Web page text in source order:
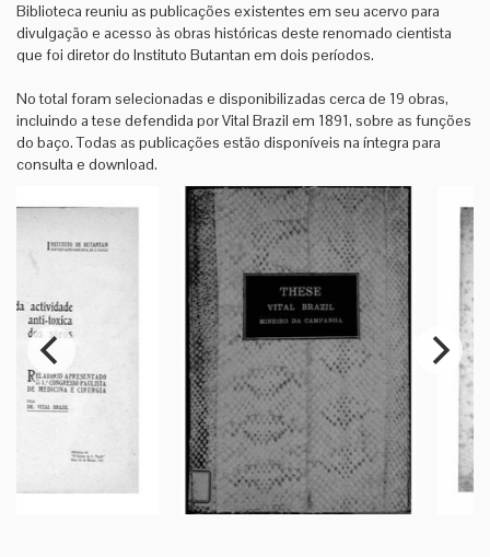
Biblioteca reuniu as publicações existentes em seu acervo para
divulgação e acesso às obras históricas deste renomado cientista
que foi diretor do Instituto Butantan em dois períodos.
No total foram selecionadas e disponibilizadas cerca de 19 obras,
incluindo a tese defendida por Vital Brazil em 1891, sobre as funções
do baço. Todas as publicações estão disponíveis na íntegra para
consulta e download.